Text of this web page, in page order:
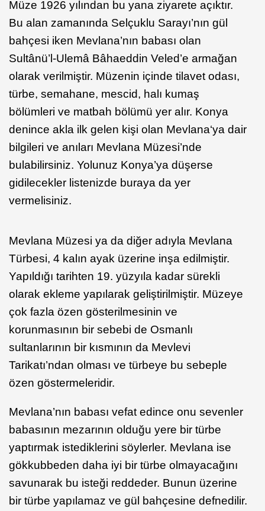
Müze 1926 yılından bu yana ziyarete açıktır.
Bu alan zamanında Selçuklu Sarayı’nın gül
bahçesi iken Mevlana’nın babası olan
Sultânü’l-Ulemâ Bâhaeddin Veled’e armağan
olarak verilmiştir. Müzenin içinde tilavet odası,
türbe, semahane, mescid, halı kumaş
bölümleri ve matbah bölümü yer alır. Konya
denince akla ilk gelen kişi olan Mevlana‘ya dair
bilgileri ve anıları Mevlana Müzesi’nde
bulabilirsiniz. Yolunuz Konya’ya düşerse
gidilecekler listenizde buraya da yer
vermelisiniz.
Mevlana Müzesi ya da diğer adıyla Mevlana
Türbesi, 4 kalın ayak üzerine inşa edilmiştir.
Yapıldığı tarihten 19. yüzyıla kadar sürekli
olarak ekleme yapılarak geliştirilmiştir. Müzeye
çok fazla özen gösterilmesinin ve
korunmasının bir sebebi de Osmanlı
sultanlarının bir kısmının da Mevlevi
Tarikatı’ndan olması ve türbeye bu sebeple
özen göstermeleridir.
Mevlana’nın babası vefat edince onu sevenler
babasının mezarının olduğu yere bir türbe
yaptırmak istediklerini söylerler. Mevlana ise
gökkubbeden daha iyi bir türbe olmayacağını
savunarak bu isteği reddeder. Bunun üzerine
bir türbe yapılamaz ve gül bahçesine defnedilir.